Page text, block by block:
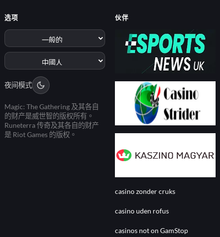
选项
夜间模式
Magic: The Gathering 及其各自
的财产是威世智的版权所有。
Runeterra 传奇及其各自的财产
是 Riot Games 的版权。
伙伴
casino zonder cruks
casino uden rofus
casinos not on GamStop